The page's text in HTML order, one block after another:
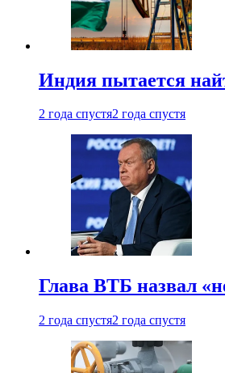
Индия пытается
2 года спустя2 года спустя
Глава ВТБ назвал
2 года спустя2 года спустя